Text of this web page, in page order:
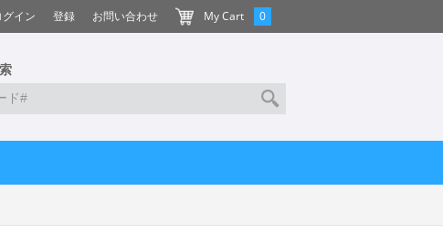
グイン 登録 お問い合わせ My Cart 0